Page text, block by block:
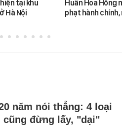
tại khu
Hà Nội
Huấn Hoa Hồng
phạt hành chính,
năm nói thẳng: 4 loại
cũng đừng lấy, "dại"